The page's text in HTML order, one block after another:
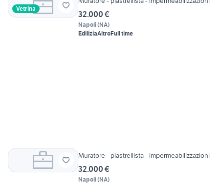
Vetrina
32.000 €
Napoli(NA)
EdiliziaAltroFull time
Muratore - piastrellista - impermeabilizzazioni
32.000 €
Napoli(NA)